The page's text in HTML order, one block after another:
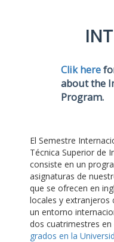
Clik here
about the
Program.
El Semestre
Técnica Superior de
consiste en un
asignaturas de
que se ofrecen en
locales y extranjeros
un entorno
dos cuatrimestres
grados en la